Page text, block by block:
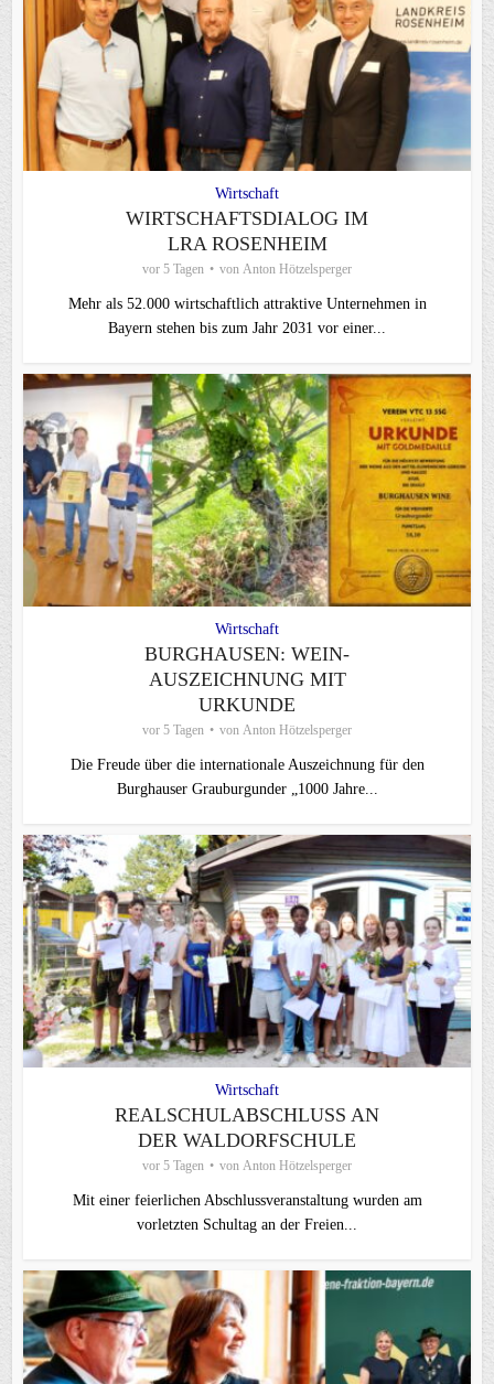
Wirtschaft
WIRTSCHAFTSDIALOG IM
LRA ROSENHEIM
vor 5 Tagen von Anton Hötzelsperger
Mehr als 52.000 wirtschaftlich attraktive Unternehmen in
Bayern stehen bis zum Jahr 2031 vor einer...
Wirtschaft
BURGHAUSEN: WEIN-
AUSZEICHNUNG MIT
URKUNDE
vor 5 Tagen von Anton Hötzelsperger
Die Freude über die internationale Auszeichnung für den
Burghauser Grauburgunder „1000 Jahre...
Wirtschaft
REALSCHULABSCHLUSS AN
DER WALDORFSCHULE
vor 5 Tagen von Anton Hötzelsperger
Mit einer feierlichen Abschlussveranstaltung wurden am
vorletzten Schultag an der Freien...